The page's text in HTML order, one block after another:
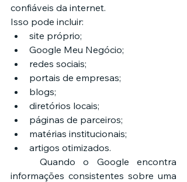
confiáveis da internet.
Isso pode incluir:
site próprio;
Google Meu Negócio;
redes sociais;
portais de empresas;
blogs;
diretórios locais;
páginas de parceiros;
matérias institucionais;
artigos otimizados.
informações consistentes sobre uma